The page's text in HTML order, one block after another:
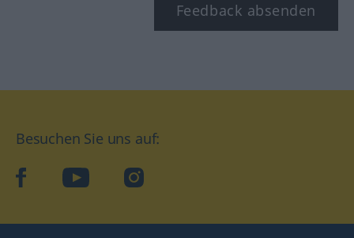
Feedback absenden
Besuchen Sie uns auf:
facebook YouTube Instagram